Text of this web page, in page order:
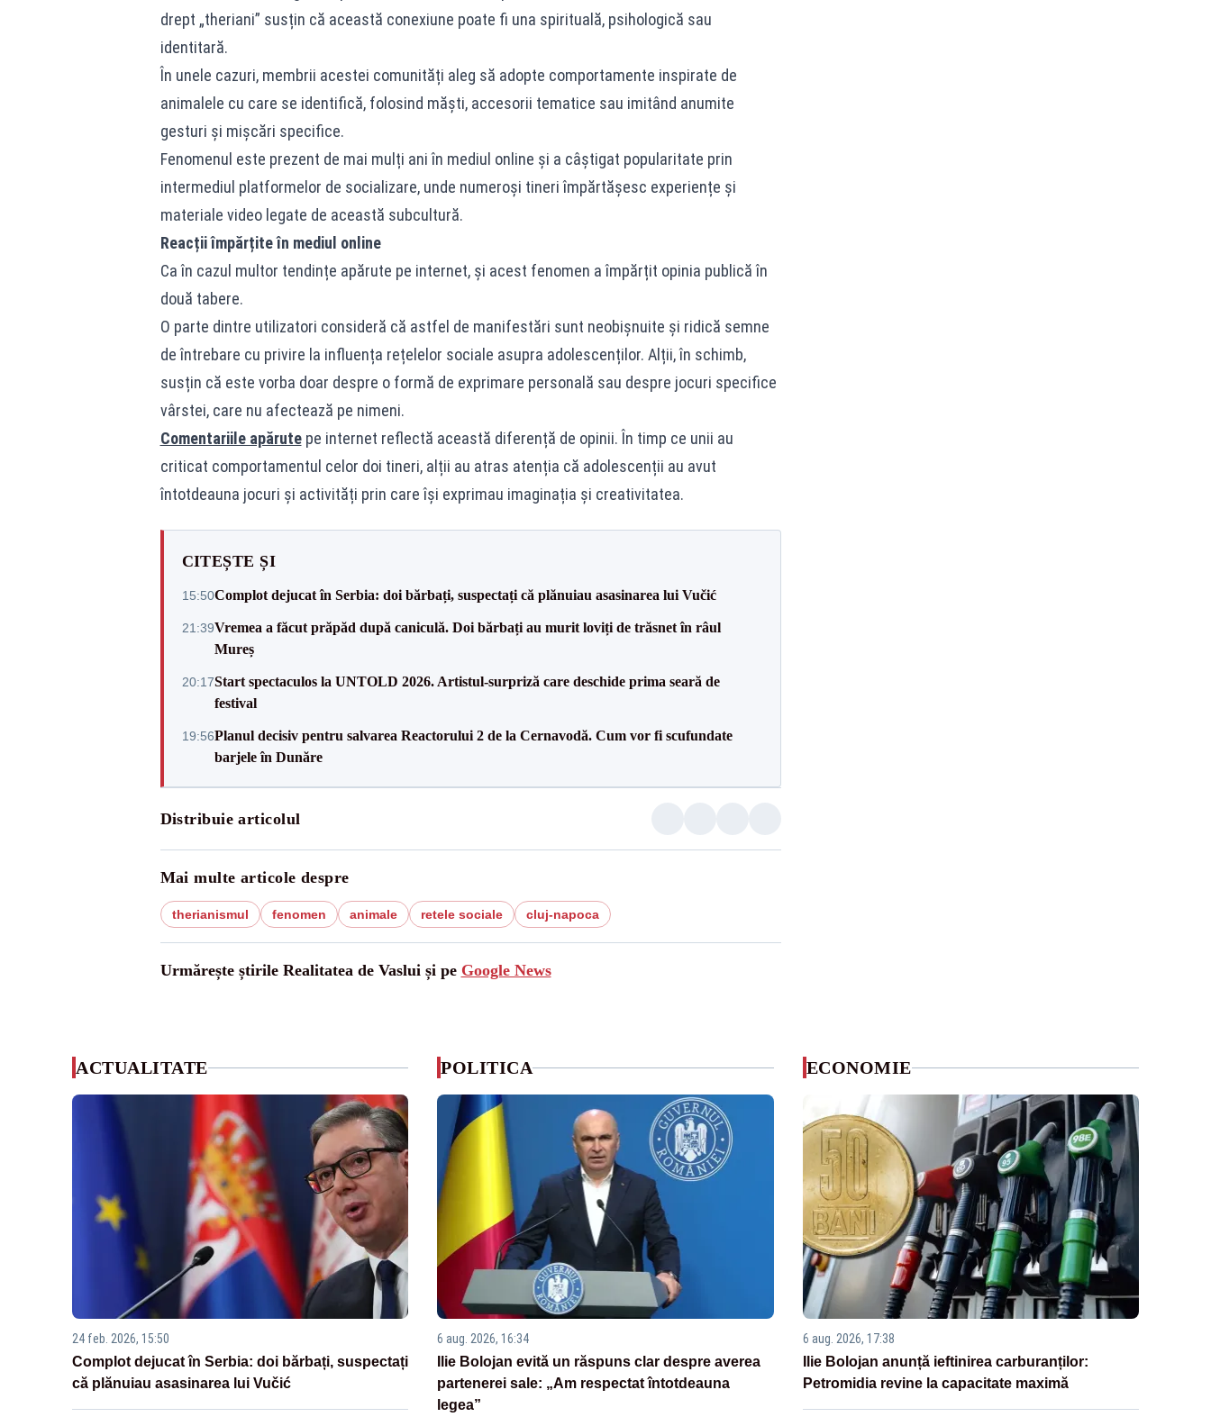
drept „theriani” susțin că această conexiune poate fi una spirituală, psihologică sau
identitară.
În unele cazuri, membrii acestei comunități aleg să adopte comportamente inspirate de
animalele cu care se identifică, folosind măști, accesorii tematice sau imitând anumite
gesturi și mișcări specifice.
Fenomenul este prezent de mai mulți ani în mediul online și a câștigat popularitate prin
intermediul platformelor de socializare, unde numeroși tineri împărtășesc experiențe și
materiale video legate de această subcultură.
Reacții împărțite în mediul online
Ca în cazul multor tendințe apărute pe internet, și acest fenomen a împărțit opinia publică în
două tabere.
O parte dintre utilizatori consideră că astfel de manifestări sunt neobișnuite și ridică semne
de întrebare cu privire la influența rețelelor sociale asupra adolescenților. Alții, în schimb,
susțin că este vorba doar despre o formă de exprimare personală sau despre jocuri specifice
vârstei, care nu afectează pe nimeni.
Comentariile apărutepe internet reflectă această diferență de opinii. În timp ce unii au
criticat comportamentul celor doi tineri, alții au atras atenția că adolescenții au avut
întotdeauna jocuri și activități prin care își exprimau imaginația și creativitatea.
CITEȘTE ȘI
15:50Complot dejucat în Serbia: doi bărbați, suspectați că plănuiau asasinarea lui Vučić
21:39Vremea a făcut prăpăd după caniculă. Doi bărbați au murit loviți de trăsnet în râul
Mureș
20:17Start spectaculos la UNTOLD 2026. Artistul-surpriză care deschide prima seară de
festival
19:56Planul decisiv pentru salvarea Reactorului 2 de la Cernavodă. Cum vor fi scufundate
barjele în Dunăre
Distribuie articolul
Mai multe articole despre
therianismul fenomen animale retele sociale cluj-napoca
Urmărește știrile Realitatea de Vaslui și pe Google News
ACTUALITATE
24 feb. 2026, 15:50
Complot dejucat în Serbia: doi bărbați, suspectați
că plănuiau asasinarea lui Vučić
POLITICA
6 aug. 2026, 16:34
Ilie Bolojan evită un răspuns clar despre averea
partenerei sale: „Am respectat întotdeauna
legea”
ECONOMIE
6 aug. 2026, 17:38
Ilie Bolojan anunță ieftinirea carburanților:
Petromidia revine la capacitate maximă